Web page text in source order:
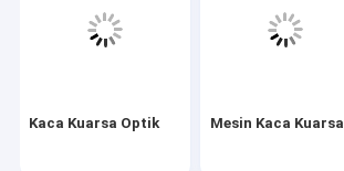
Aparat Kuarsa
Bagian Kaca Kustom
Kaca Kuarsa Optik Mesin Kaca Kuarsa